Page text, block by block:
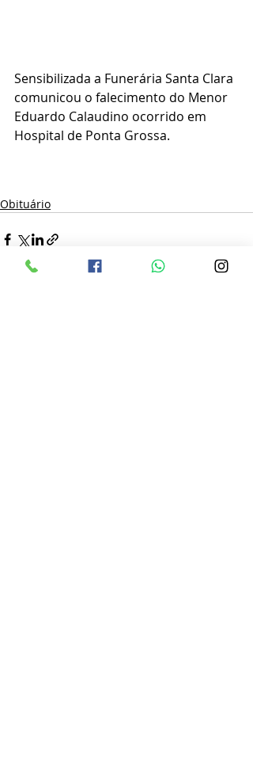
Sensibilizada a Funerária Santa Clara
comunicou o falecimento do Menor
Eduardo Calaudino ocorrido em
Hospital de Ponta Grossa.
Obituário